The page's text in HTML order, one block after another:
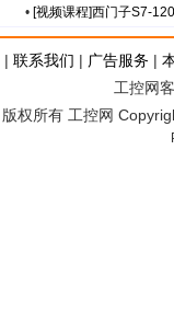
• [视频课程]西门子S7-1200
| 联系我们 | 广告服务 |
工控网
版权所有 工控网